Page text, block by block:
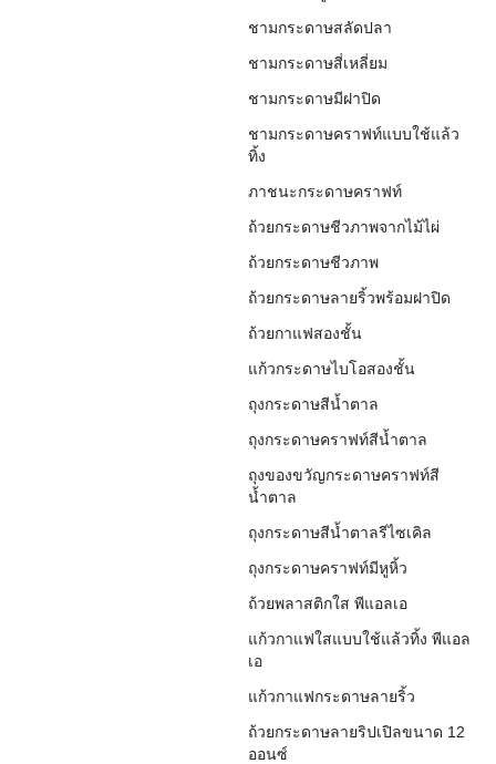
ชามกระดาษสลัดปลา
ชามกระดาษสี่เหลี่ยม
ชามกระดาษมีฝาปิด
ชามกระดาษคราฟท์แบบใช้แล้ว
ทิ้ง
ภาชนะกระดาษคราฟท์
ถ้วยกระดาษชีวภาพจากไม้ไผ่
ถ้วยกระดาษชีวภาพ
ถ้วยกระดาษลายริ้วพร้อมฝาปิด
ถ้วยกาแฟสองชั้น
แก้วกระดาษไบโอสองชั้น
ถุงกระดาษสีน้ำตาล
ถุงกระดาษคราฟท์สีน้ำตาล
ถุงของขวัญกระดาษคราฟท์สี
น้ำตาล
ถุงกระดาษสีน้ำตาลรีไซเคิล
ถุงกระดาษคราฟท์มีหูหิ้ว
ถ้วยพลาสติกใส พีแอลเอ
แก้วกาแฟใสแบบใช้แล้วทิ้ง พีแอล
เอ
แก้วกาแฟกระดาษลายริ้ว
ถ้วยกระดาษลายริปเปิลขนาด 12
ออนซ์